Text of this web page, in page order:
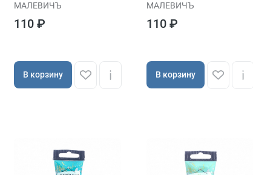
МАЛЕВИЧЪ
110 ₽
В корзину
МАЛЕВИЧЪ
110 ₽
В корзину